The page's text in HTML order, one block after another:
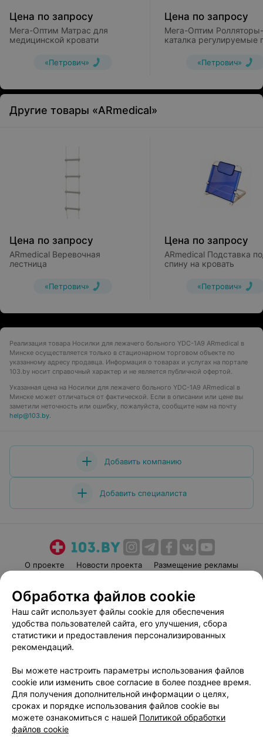
Цена по запросу
Мега-Оптим Матрас для
медицинской кровати
«Петрович»
Цена по запросу
Мега-Оптим Ролляторы-
каталка регулируемые
«Петрович»
Другие товары «ARmedical»
Цена по запросу
ARmedical Веревочная
лестница
«Петрович»
Цена по запросу
ARmedical Подставка
спину на кровать
«Петрович»
Реализация товара Носилки для лежачего больного YDC-1A9 ARmedical в
Минске осуществляется только в стационарном торговом объекте по
указанному адресу продавца. Информация о товарах и услугах на портале
103.by носит справочный характер и не является публичной офертой.
Указанная цена на Носилки для лежачего больного YDC-1A9 ARmedical в
Минске может отличаться от фактической. Если в описании или цене вы
заметили неточность или ошибку, пожалуйста, сообщите нам на почту
help@103.by.
Добавить компанию
Добавить специалиста
О проекте Новости проекта
Размещение рекламы
Пользовательское соглашение
Способы оплаты
Вакансии
Партнеры
Написать руководителю 103.by
Обработка персональных данных
Обработка файлов cookie
Наш сайт использует файлы cookie для обеспечения
удобства пользователей сайта, его улучшения, сбора
статистики и предоставления персонализированных
рекомендаций.
Вы можете настроить параметры использования файлов
cookie или изменить свое согласие в более позднее время.
Для получения дополнительной информации о целях,
сроках и порядке использования файлов cookie вы
можете ознакомиться с нашей Политикой обработки
файлов cookie